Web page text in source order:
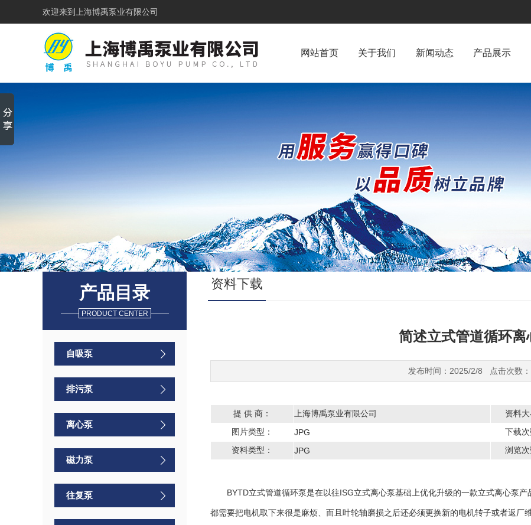
欢迎来到 上海博禹泵业有限公司
网站首页 关于我们 新闻动态 产品展示
产品目录
PRODUCT CENTER
自吸泵
排污泵
离心泵
磁力泵
往复泵
资料下载
简述立式管道循环离
发布时间：2025/2/8 点击次数
提 供 商： 上海博禹泵业有限公司 资料大
图片类型：
JPG 下载次
资料类型：
JPG 浏览次
BYTD立式管道循环泵是在以往ISG立式离心泵基础上优化升级的一款立式离心泵产
都需要把电机取下来很是麻烦、而且叶轮轴磨损之后还必须更换新的电机转子或者返厂